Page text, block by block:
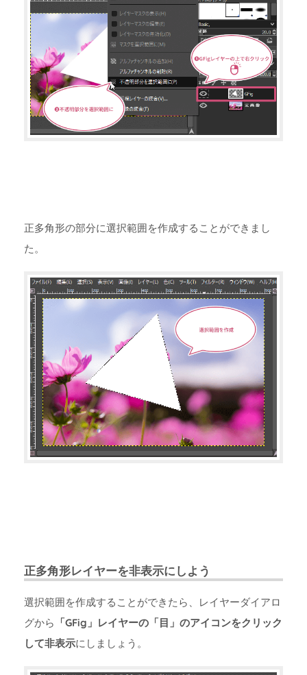
正多角形の部分に選択範囲を作成することができまし
た。
正多角形レイヤーを非表示にしよう
選択範囲を作成することができたら、レイヤーダイアロ
グから 「GFig」レイヤーの「目」のアイコンをクリック
して非表示にしましょう。